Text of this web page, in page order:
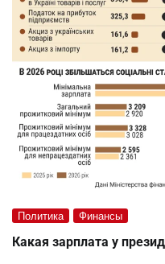
Политика Финансы
Какая зарплата у